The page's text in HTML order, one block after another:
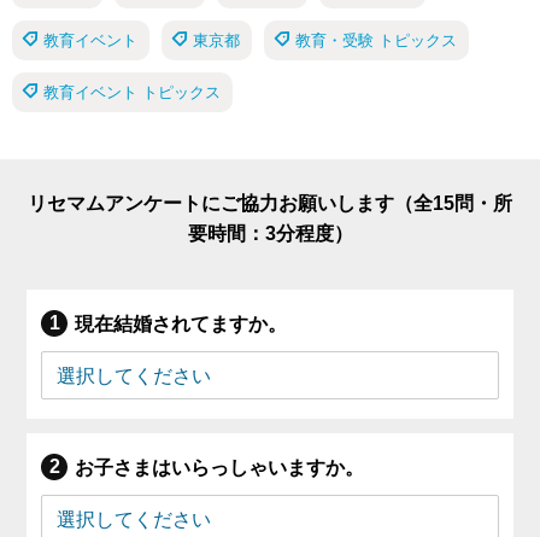
教育イベント 東京都 教育・受験 トピックス
教育イベント トピックス
リセマムアンケートにご協力お願いします（全15問・所
要時間：3分程度）
現在結婚されてますか。
お子さまはいらっしゃいますか。